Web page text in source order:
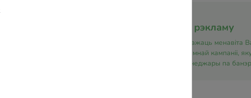
Заяўка на банэрную рэкламу
Цікавіць вялікі ахоп, дзе заўважаць
распрацоўкі ўнікальнай рэкламнай кампаніі,
прафесійныя дызайнеры і менеджары па